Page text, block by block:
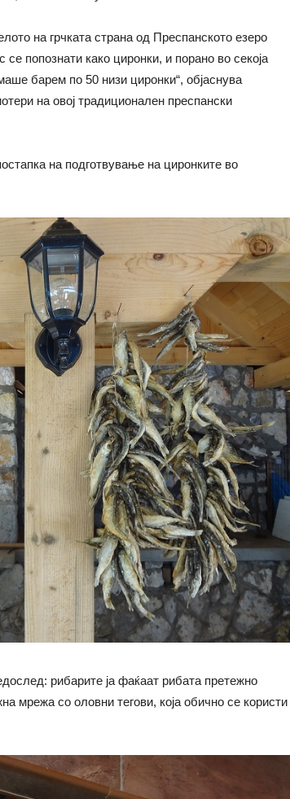
на грчката страна од Преспанското езеро
попознати како циронки, и порано во секоја
барем по 50 низи циронки“, објаснува
на овој традиционален преспански
на подготвување на циронките во
рибарите ја фаќаат рибата претежно
мрежа со оловни тегови, која обично се користи